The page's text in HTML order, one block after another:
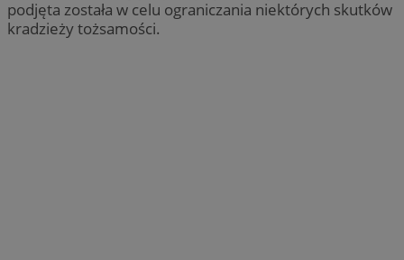
podjęta została w celu ograniczania niektórych skutków
kradzieży tożsamości.